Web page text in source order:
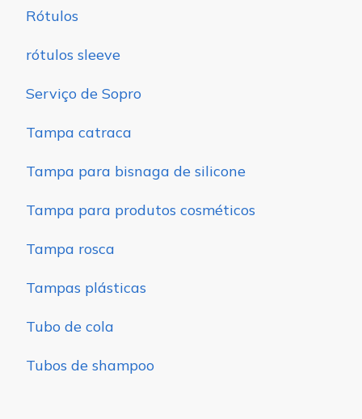
Rótulos
rótulos sleeve
Serviço de Sopro
Tampa catraca
Tampa para bisnaga de silicone
Tampa para produtos cosméticos
Tampa rosca
Tampas plásticas
Tubo de cola
Tubos de shampoo